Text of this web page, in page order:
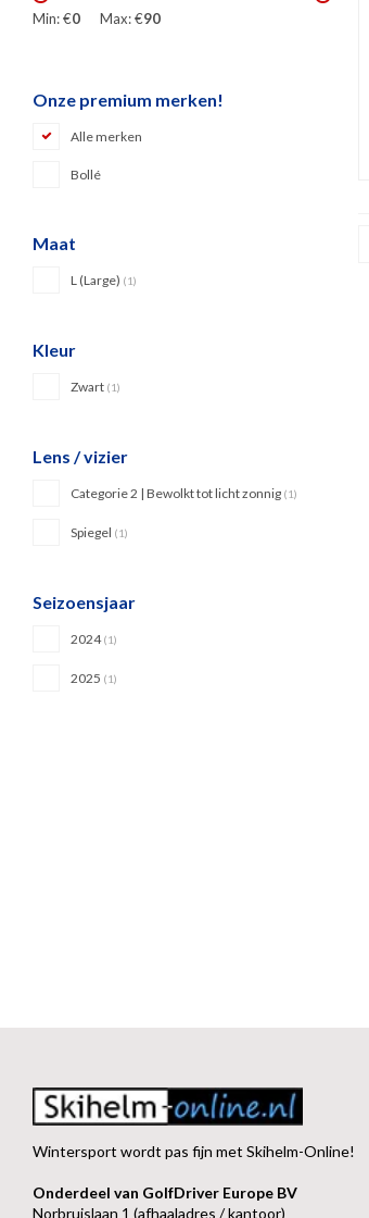
Min: €0 Max: €90
Onze premium merken!
Alle merken
Bollé
Maat
L (Large) (1)
Kleur
Zwart (1)
Lens / vizier
Categorie 2 | Bewolkt tot licht zonnig (1)
Spiegel (1)
Seizoensjaar
2024(1)
2025 (1)
Wintersport wordt pas fijn met Skihelm-Online!
Onderdeel van GolfDriver Europe BV
Norbruislaan 1 (afhaaladres / kantoor)